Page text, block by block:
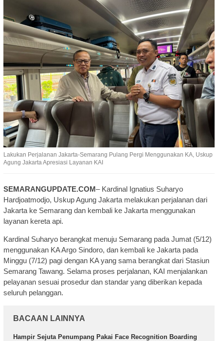
Lakukan Perjalanan Jakarta-Semarang Pulang Pergi Menggunakan KA, Uskup
Agung Jakarta Apresiasi Layanan KAI
SEMARANGUPDATE.COM– Kardinal Ignatius Suharyo
Hardjoatmodjo, Uskup Agung Jakarta melakukan perjalanan dari
Jakarta ke Semarang dan kembali ke Jakarta menggunakan
layanan kereta api.
Kardinal Suharyo berangkat menuju Semarang pada Jumat (5/12)
menggunakan KA Argo Sindoro, dan kembali ke Jakarta pada
Minggu (7/12) pagi dengan KA yang sama berangkat dari Stasiun
Semarang Tawang. Selama proses perjalanan, KAI menjalankan
pelayanan sesuai prosedur dan standar yang diberikan kepada
seluruh pelanggan.
BACAAN LAINNYA
Hampir Sejuta Penumpang Pakai Face Recognition Boarding